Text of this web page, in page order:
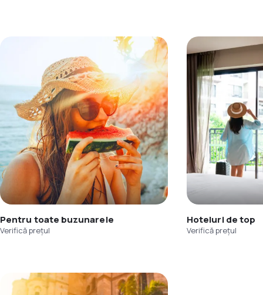
Pentru toate buzunarele
Verifică prețul
Hoteluri de top
Verifică prețul